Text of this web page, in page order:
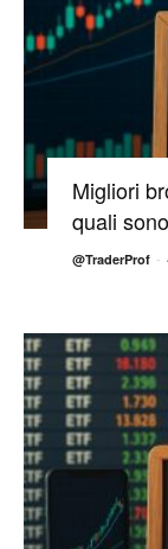
Migliori
quali
@TraderProf -